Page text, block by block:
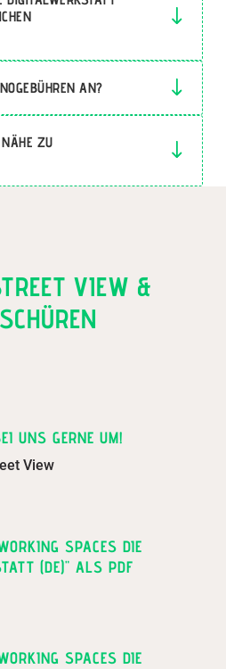
AN?
ZU
VIEW &
UNS GERNE UM!
View
SPACES DIE
(DE)" ALS PDF
SPACES DIE